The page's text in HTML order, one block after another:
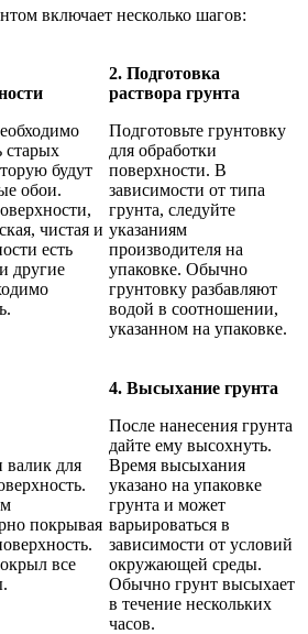
включает несколько шагов:
старых
будут
обои.
чистая и
есть
другие
2. Подготовка
раствора грунта
Подготовьте грунтовку
для обработки
поверхности. В
зависимости от типа
грунта, следуйте
указаниям
производителя на
упаковке. Обычно
грунтовку разбавляют
водой в соотношении,
указанном на упаковке.
валик для
покрывая
все
4. Высыхание грунта
После нанесения грунта
дайте ему высохнуть.
Время высыхания
указано на упаковке
грунта и может
варьироваться в
зависимости от условий
окружающей среды.
Обычно грунт высыхает
в течение нескольких
часов.